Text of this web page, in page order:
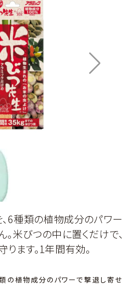
6種類の植物成分のパワー
米びつの中に置くだけで、
ます。1年間有効。
の植物成分のパワーで撃退し寄せ